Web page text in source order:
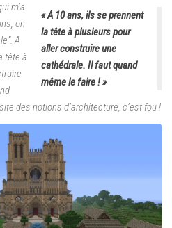
« A 10 ans, ils se prennent
la tête à plusieurs pour
aller construire une
cathédrale. Il faut quand
même le faire ! »
m’a
on
”. A
tête à
des notions d’architecture, c’est fou !